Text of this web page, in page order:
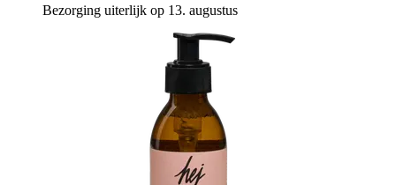
Bezorging uiterlijk op 13. augustus